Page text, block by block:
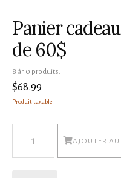
Panier
de 60$
8 à 10 produits.
$68.99
Produit taxable
AJOUTER AU